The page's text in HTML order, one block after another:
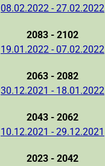
08.02.2022 - 27.02.2022
2083 - 2102
19.01.2022 - 07.02.2022
2063 - 2082
30.12.2021 - 18.01.2022
2043 - 2062
10.12.2021 - 29.12.2021
2023 - 2042